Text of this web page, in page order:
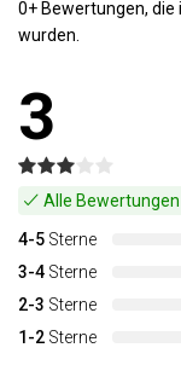
0+ Bewertungen,
wurden.
3
Alle
4-5 Sterne
3-4 Sterne
2-3 Sterne
1-2 Sterne